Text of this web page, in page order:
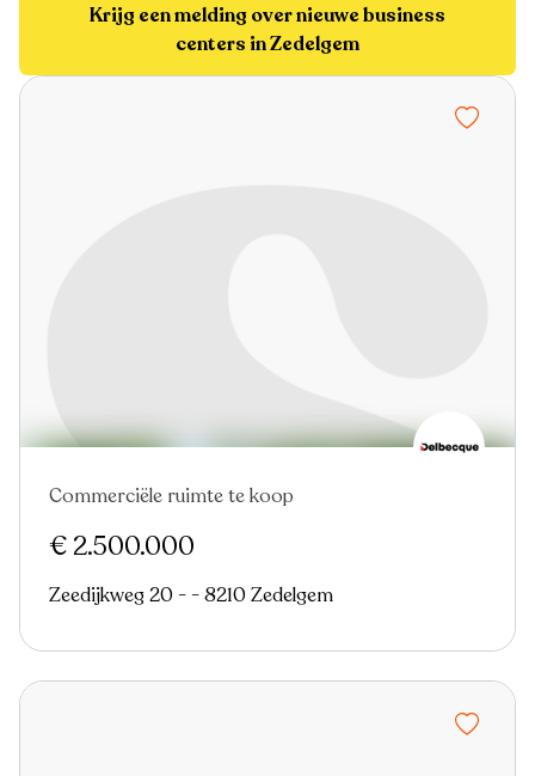
Krijg een melding over nieuwe business
centers in Zedelgem
Nieuw
Commerciële ruimte te koop
€ 2.500.000
Zeedijkweg 20 - - 8210 Zedelgem